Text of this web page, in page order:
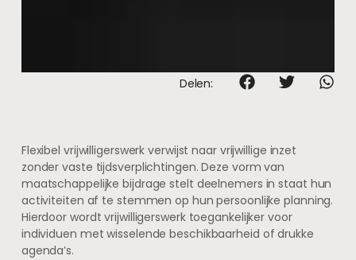
Delen:
Flexibel vrijwilligerswerk verwijst naar vrijwillige inzet
zonder vaste tijdsverplichtingen. Deze vorm van
maatschappelijke bijdrage stelt deelnemers in staat hun
activiteiten af te stemmen op hun persoonlijke planning.
Hierdoor wordt vrijwilligerswerk toegankelijker voor
individuen met wisselende beschikbaarheid of drukke
agenda’s.